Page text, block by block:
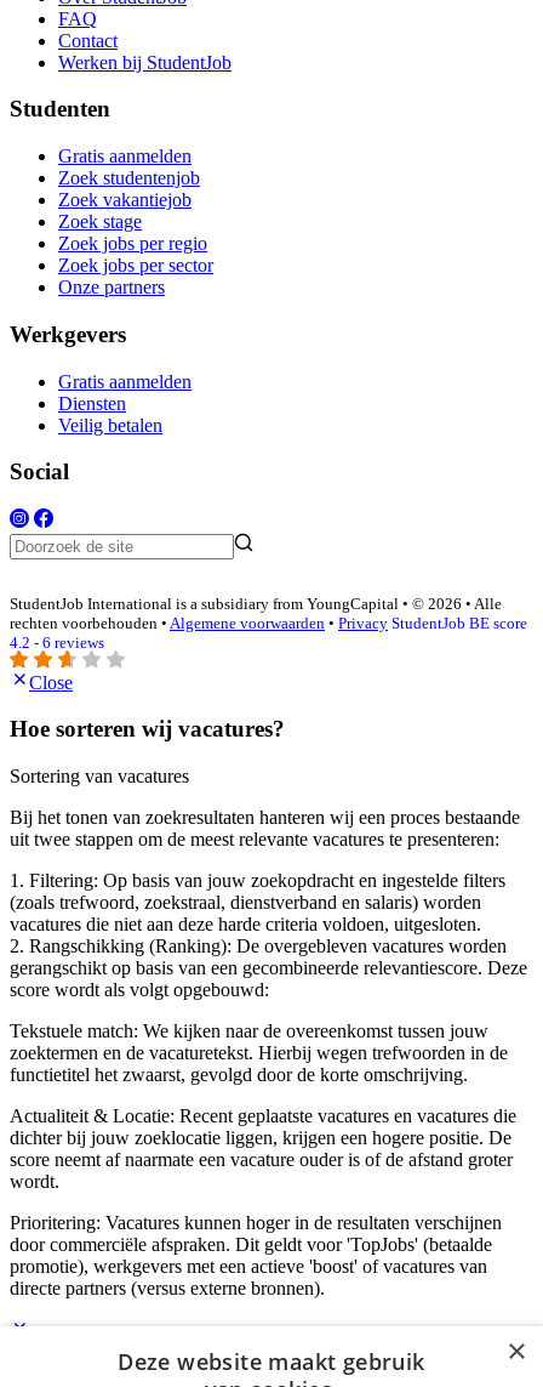
FAQ
Contact
Werken bij StudentJob
Studenten
Gratis aanmelden
Zoek studentenjob
Zoek vakantiejob
Zoek stage
Zoek jobs per regio
Zoek jobs per sector
Onze partners
Werkgevers
Gratis aanmelden
Diensten
Veilig betalen
Social
StudentJob International is a subsidiary from YoungCapital • © 2026 • Alle
rechten voorbehouden • Algemene voorwaarden • Privacy StudentJob BE score
4.2 - 6 reviews
Close
Hoe sorteren wij vacatures?
Sortering van vacatures
Bij het tonen van zoekresultaten hanteren wij een proces bestaande
uit twee stappen om de meest relevante vacatures te presenteren:
1. Filtering: Op basis van jouw zoekopdracht en ingestelde filters
(zoals trefwoord, zoekstraal, dienstverband en salaris) worden
vacatures die niet aan deze harde criteria voldoen, uitgesloten.
2. Rangschikking (Ranking): De overgebleven vacatures worden
gerangschikt op basis van een gecombineerde relevantiescore. Deze
score wordt als volgt opgebouwd:
Tekstuele match: We kijken naar de overeenkomst tussen jouw
zoektermen en de vacaturetekst. Hierbij wegen trefwoorden in de
functietitel het zwaarst, gevolgd door de korte omschrijving.
Actualiteit & Locatie: Recent geplaatste vacatures en vacatures die
dichter bij jouw zoeklocatie liggen, krijgen een hogere positie. De
score neemt af naarmate een vacature ouder is of de afstand groter
wordt.
Prioritering: Vacatures kunnen hoger in de resultaten verschijnen
door commerciële afspraken. Dit geldt voor 'TopJobs' (betaalde
promotie), werkgevers met een actieve 'boost' of vacatures van
directe partners (versus externe bronnen).
Inloggen als bedrijf
×
Deze website maakt gebruik